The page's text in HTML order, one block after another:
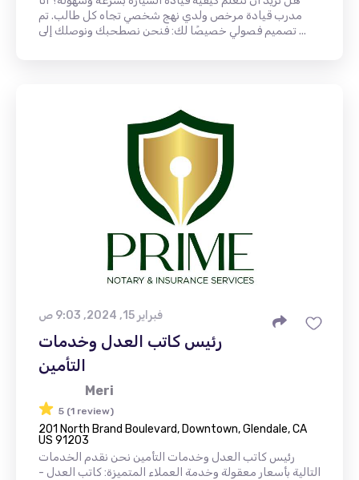
مدرب قيادة مرخص ولدي نهج شخصي تجاه كل طالب. تم
تصميم فصولي خصيصًا لك: فنحن نصطحبك ونوصلك إلى ...
فبراير 15, 2024, 9:03 ص
رئيس كاتب العدل وخدمات
التأمين
Meri
5 (1 review)
201 North Brand Boulevard, Downtown, Glendale, CA
US 91203
رئيس كاتب العدل وخدمات التأمين نحن نقدم الخدمات
التالية بأسعار معقولة وخدمة العملاء المتميزة: كاتب العدل -